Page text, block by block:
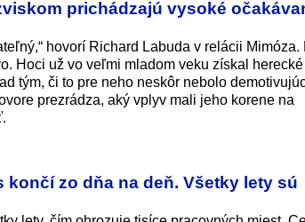
prichádzajú vysoké
hovorí Richard Labuda v relácii Mimóza.
Hoci už vo veľmi mladom veku získal herecké
tým, či to pre neho neskôr nebolo
prezrádza, aký vplyv mali jeho korene na
zo dňa na deň. Všetky lety sú